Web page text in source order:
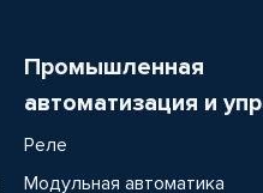
Промышленная
автоматизация и
Реле
Модульная автоматика